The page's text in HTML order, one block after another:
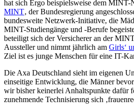
hat sich Ergo beispielsweise dem MINT-
MINT‚ der Bundesregierung
bundesweite Netzwerk-Initiative, die
MINT-Studiengänge und -Berufe
beteiligt sich der Versicherer an der
Aussteller und nimmt jährlich am Girls‘
Ziel ist es junge Menschen für eine IT-
Die Axa Deutschland sieht im eigenen
einseitige Entwicklung, die Männer
wir bisher keinerlei Anhaltspunkte dafür
zunehmende Technisierung sich